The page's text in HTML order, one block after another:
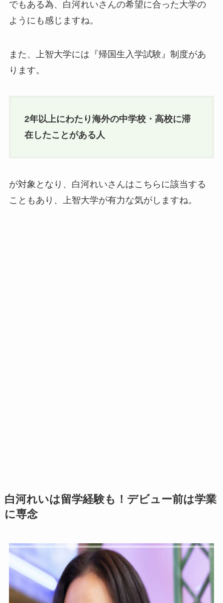
でもある為、白河れいさんの希望に合った大学の
ようにも感じますね。
また、上智大学には『帰国生入学試験』制度があ
ります。
2年以上にわたり海外の中学校・高校に滞
在したことがある人
が対象となり、白河れいさんはこちらに該当する
こともあり、上智大学が有力な気がしますね。
白河れいは留学経験も！デビュー前は学業
に専念